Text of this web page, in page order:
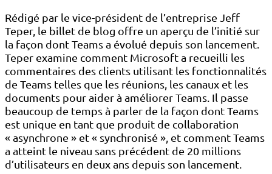
Rédigé par le vice-président de l’entreprise Jeff
Teper, le billet de blog offre un aperçu de l’initié sur
la façon dont Teams a évolué depuis son lancement.
Teper examine comment Microsoft a recueilli les
commentaires des clients utilisant les fonctionnalités
de Teams telles que les réunions, les canaux et les
documents pour aider à améliorer Teams. Il passe
beaucoup de temps à parler de la façon dont Teams
est unique en tant que produit de collaboration
« asynchrone » et « synchronisé », et comment Teams
a atteint le niveau sans précédent de 20 millions
d’utilisateurs en deux ans depuis son lancement.